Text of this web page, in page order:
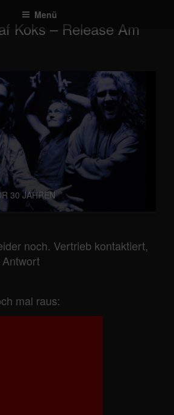
Menü
Koks – Release Am
30 JAHREN
noch. Vertrieb kontaktiert,
mal raus: